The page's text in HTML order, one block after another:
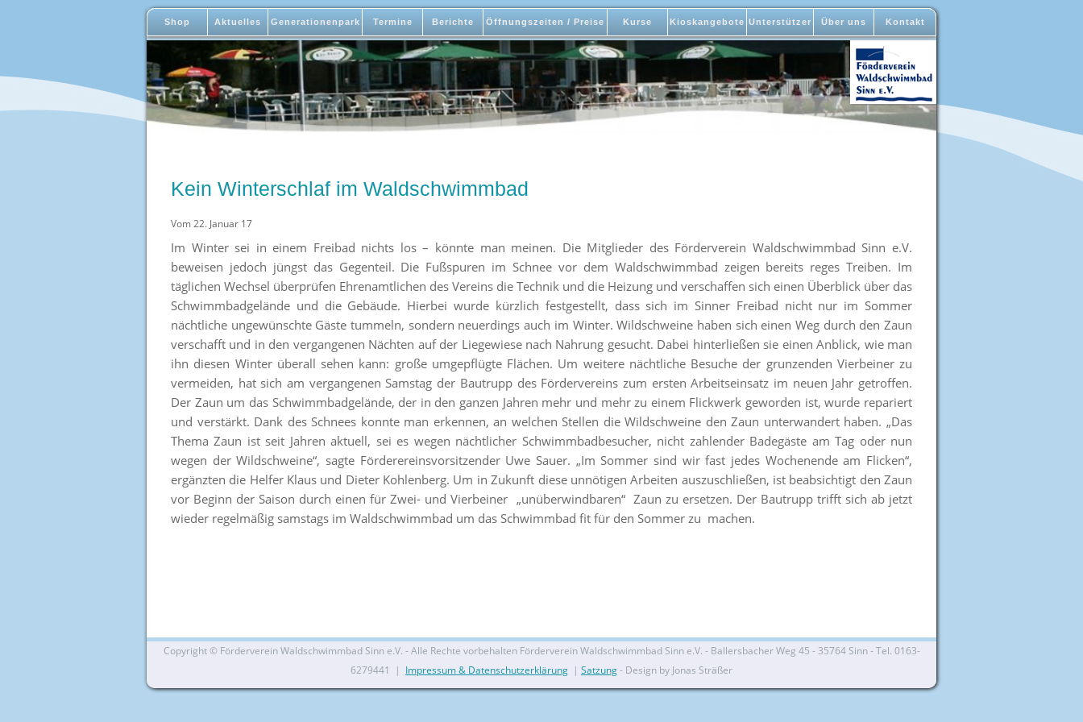
Shop Aktuelles Generationenpark Termine Berichte Öffnungszeiten / Preise Kurse Kioskangebote Unterstützer Über uns Kontakt
Kein Winterschlaf im Waldschwimmbad
Vom 22. Januar 17
Im Winter sei in einem Freibad nichts los – könnte man meinen. Die Mitglieder des Förderverein Waldschwimmbad Sinn e.V.
beweisen jedoch jüngst das Gegenteil. Die Fußspuren im Schnee vor dem Waldschwimmbad zeigen bereits reges Treiben. Im
täglichen Wechsel überprüfen Ehrenamtlichen des Vereins die Technik und die Heizung und verschaffen sich einen Überblick über das
Schwimmbadgelände und die Gebäude. Hierbei wurde kürzlich festgestellt, dass sich im Sinner Freibad nicht nur im Sommer
nächtliche ungewünschte Gäste tummeln, sondern neuerdings auch im Winter. Wildschweine haben sich einen Weg durch den Zaun
verschafft und in den vergangenen Nächten auf der Liegewiese nach Nahrung gesucht. Dabei hinterließen sie einen Anblick, wie man
ihn diesen Winter überall sehen kann: große umgepflügte Flächen. Um weitere nächtliche Besuche der grunzenden Vierbeiner zu
vermeiden, hat sich am vergangenen Samstag der Bautrupp des Fördervereins zum ersten Arbeitseinsatz im neuen Jahr getroffen.
Der Zaun um das Schwimmbadgelände, der in den ganzen Jahren mehr und mehr zu einem Flickwerk geworden ist, wurde repariert
und verstärkt. Dank des Schnees konnte man erkennen, an welchen Stellen die Wildschweine den Zaun unterwandert haben. „Das
Thema Zaun ist seit Jahren aktuell, sei es wegen nächtlicher Schwimmbadbesucher, nicht zahlender Badegäste am Tag oder nun
wegen der Wildschweine“, sagte Förderereinsvorsitzender Uwe Sauer. „Im Sommer sind wir fast jedes Wochenende am Flicken“,
ergänzten die Helfer Klaus und Dieter Kohlenberg. Um in Zukunft diese unnötigen Arbeiten auszuschließen, ist beabsichtigt den Zaun
vor Beginn der Saison durch einen für Zwei- und Vierbeiner „unüberwindbaren“ Zaun zu ersetzen. Der Bautrupp trifft sich ab jetzt
wieder regelmäßig samstags im Waldschwimmbad um das Schwimmbad fit für den Sommer zu machen.
Copyright © Förderverein Waldschwimmbad Sinn e.V. - Alle Rechte vorbehalten Förderverein Waldschwimmbad Sinn e.V. - Ballersbacher Weg 45 - 35764 Sinn - Tel. 0163-
6279441 | Impressum & Datenschutzerklärung | Satzung- Design by Jonas Sträßer